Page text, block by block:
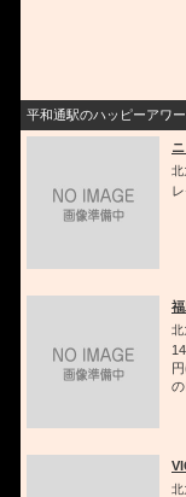
平和通駅のハッピーアワ
北
北
北